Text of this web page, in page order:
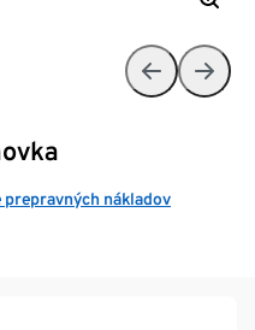
prepravných nákladov